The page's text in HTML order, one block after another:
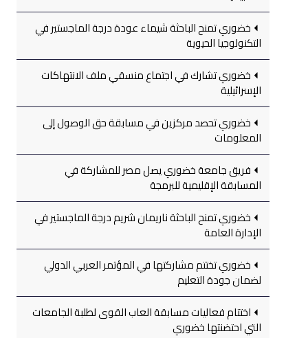
خضوري تمنح الباحثة شيماء عودة درجة الماجستير في
التكنولوجيا الحيوية
خضوري تشارك في اجتماع منسقي ملف الانتهاكات
الإسرائيلية
خضوري تحصد مركزين في مسابقة حق الوصول إلى
المعلومات
فريق جامعة خضوري يصل مصر للمشاركة في
المسابقة الإقليمية للبرمجة
خضوري تمنح الباحثة ناريمان شريم درجة الماجستير في
الإدارة العامة
خضوري تختتم مشاركتها في المؤتمر العربي الدولي
لضمان جودة التعليم
اختتام فعاليات مسابقة العاب القوى لطلبة الجامعات
التي احتضنتها خضوري